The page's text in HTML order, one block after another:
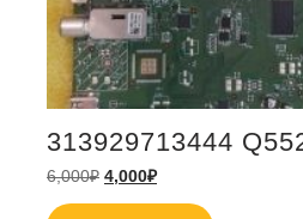
313929713444
6,000₽ 4,000₽